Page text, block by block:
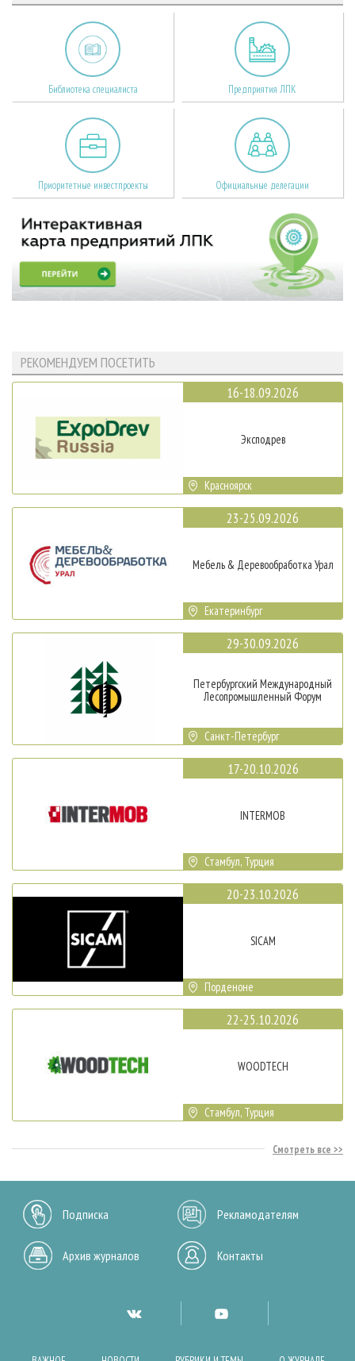
Библиотека специалиста Предприятия ЛПК
Приоритетные инвестпроекты Официальные делегации
РЕКОМЕНДУЕМ ПОСЕТИТЬ
16-18.09.2026
Эксподрев
Красноярск
23-25.09.2026
Мебель & Деревообработка Урал
Екатеринбург
29-30.09.2026
Петербургский Международный
Лесопромышленный Форум
Санкт-Петербург
17-20.10.2026
INTERMOB
Стамбул, Турция
20-23.10.2026
SICAM
Порденоне
22-25.10.2026
WOODTECH
Стамбул, Турция
Смотреть все
Подписка Рекламодателям
Архив журналов Контакты